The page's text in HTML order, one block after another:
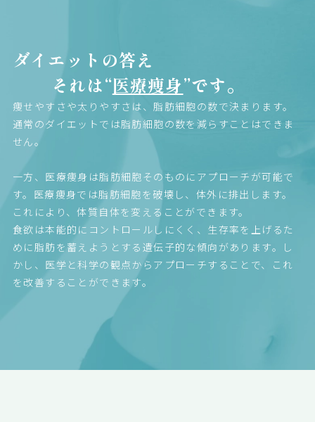
ダイエットの答え
それは“医療痩身”です。
痩せやすさや太りやすさは、脂肪細胞の数で決まります。
通常のダイエットでは脂肪細胞の数を減らすことはできま
せん。
一方、医療痩身は脂肪細胞そのものにアプローチが可能で
す。医療痩身では脂肪細胞を破壊し、体外に排出します。
これにより、体質自体を変えることができます。
食欲は本能的にコントロールしにくく、生存率を上げるた
めに脂肪を蓄えようとする遺伝子的な傾向があります。し
かし、医学と科学の観点からアプローチすることで、これ
を改善することができます。